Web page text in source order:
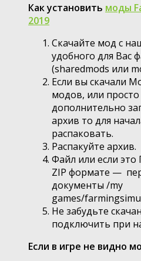
Как установить моды
2019
Скачайте мод с
удобного для Вас
(sharedmods или
Если вы скачали
модов, или
дополнительно
архив то для
распаковать.
Распакуйте архив.
Файл или если
ZIP формате —
документы /my
games/
Не забудьте
подключить при
Если в игре не видно